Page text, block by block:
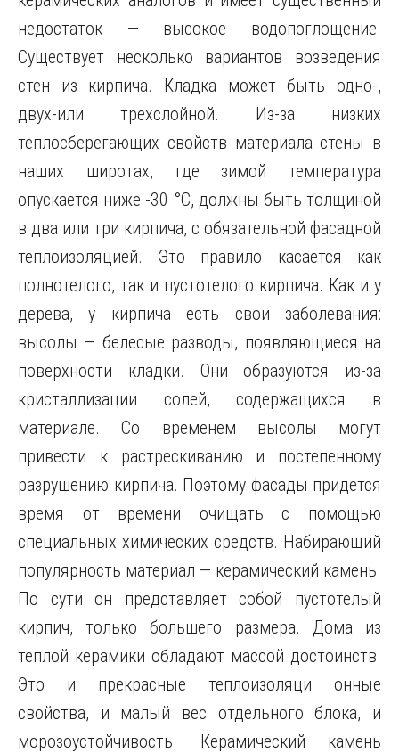
недостаток — высокое водопоглощение.
Существует несколько вариантов возведения
стен из кирпича. Кладка может быть одно-,
двух-или трехслойной. Из-за низких
теплосберегающих свойств материала стены в
наших широтах, где зимой температура
опускается ниже -30 °С, должны быть толщиной
в два или три кирпича, с обязательной фасадной
теплоизоляцией. Это правило касается как
полнотелого, так и пустотелого кирпича. Как и у
дерева, у кирпича есть свои заболевания:
высолы — белесые разводы, появляющиеся на
поверхности кладки. Они образуются из-за
кристаллизации солей, содержащихся в
материале. Со временем высолы могут
привести к растрескиванию и постепенному
разрушению кирпича. Поэтому фасады придется
время от времени очищать с помощью
специальных химических средств. Набирающий
популярность материал — керамический камень.
По сути он представляет собой пустотелый
кирпич, только большего размера. Дома из
теплой керамики обладают массой достоинств.
Это и прекрасные теплоизоляци онные
свойства, и малый вес отдельного блока, и
морозоустойчивость. Керамический камень